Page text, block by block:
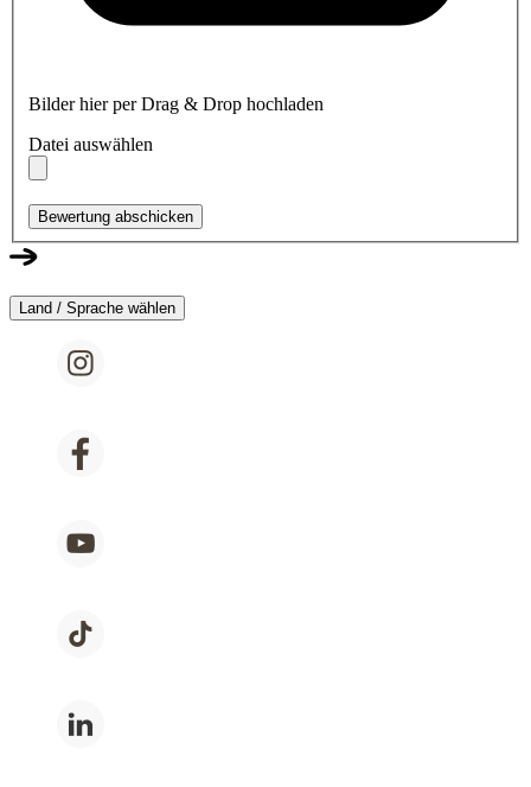
Bilder hier per Drag & Drop hochladen
Datei auswählen
Bewertung abschicken
Land / Sprache wählen